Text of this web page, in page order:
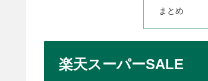
まとめ
楽天スーパーSALE